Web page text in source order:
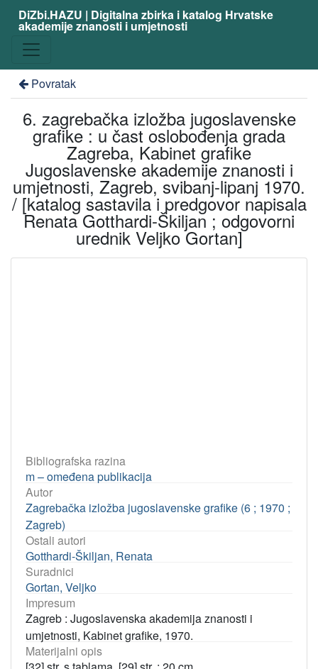
DiZbi.HAZU | Digitalna zbirka i katalog Hrvatske
akademije znanosti i umjetnosti
Povratak
6. zagrebačka izložba jugoslavenske
grafike : u čast oslobođenja grada
Zagreba, Kabinet grafike
Jugoslavenske akademije znanosti i
umjetnosti, Zagreb, svibanj-lipanj 1970.
/ [katalog sastavila i predgovor napisala
Renata Gotthardi-Škiljan ; odgovorni
urednik Veljko Gortan]
Bibliografska razina
m – omeđena publikacija
Autor
Zagrebačka izložba jugoslavenske grafike (6 ; 1970 ;
Zagreb)
Ostali autori
Gotthardi-Škiljan, Renata
Suradnici
Gortan, Veljko
Impresum
Zagreb : Jugoslavenska akademija znanosti i
umjetnosti, Kabinet grafike, 1970.
Materijalni opis